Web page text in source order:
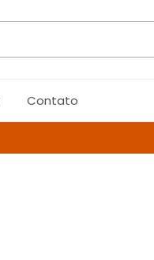
Contato
✈ FRETE